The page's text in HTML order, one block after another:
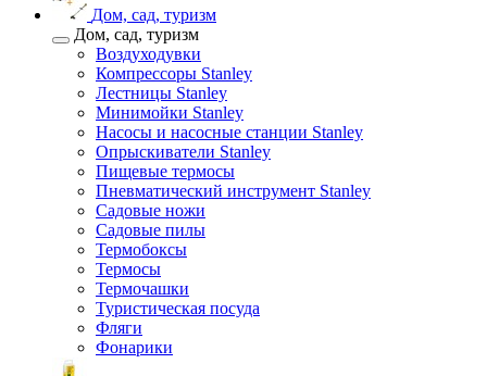
Дом, сад, туризм
Дом, сад, туризм
Воздуходувки
Компрессоры Stanley
Лестницы Stanley
Минимойки Stanley
Насосы и насосные станции Stanley
Опрыскиватели Stanley
Пищевые термосы
Пневматический инструмент Stanley
Садовые ножи
Садовые пилы
Термобоксы
Термосы
Термочашки
Туристическая посуда
Фляги
Фонарики